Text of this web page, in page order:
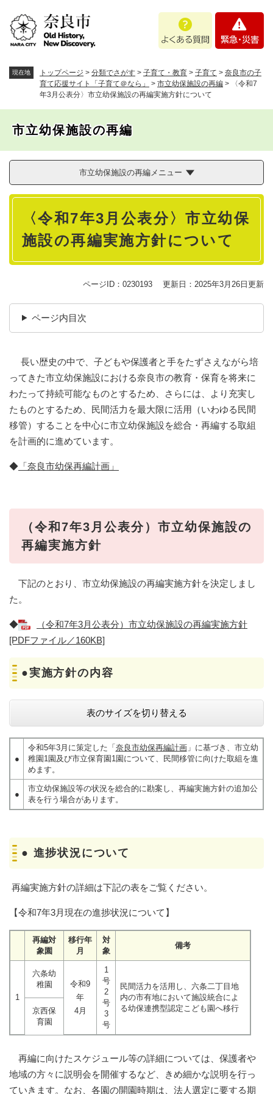
。
あ
問
・
現在地 トップページ > 分類でさがす > 子育て・教育 > 子育て > 奈良市の子
育て応援サイト「子育て＠なら」
> 市立幼保施設の再編 >
〈令和7
年3月公表分〉市立幼保施設の再編実施方針について
市立幼保施設の再編
市立幼保施設の再編メニュー
本
〈令和7年3月公表分〉市立幼保
施設の再編実施方針について
ページID：0230193 更新日：2025年3月26日更新
ページ内目次
長い歴史の中で、子どもや保護者と手をたずさえながら培
ってきた市立幼保施設における奈良市の教育・保育を将来に
わたって持続可能なものとするため、さらには、より充実し
たものとするため、民間活力を最大限に活用（いわゆる民間
移管）することを中心に市立幼保施設を総合・再編する取組
を計画的に進めています。
◆ 「奈良市幼保再編計画」
（令和7年3月公表分）市立幼保施設の
再編実施方針
下記のとおり、市立幼保施設の再編実施方針を決定しまし
た。
◆
（令和7年3月公表分）市立幼保施設の再編実施方針
[PDFファイル／160KB]
●実施方針の内容
表のサイズを切り替える
●
令和5年3月に策定した「奈良市幼保再編計画」に基づき、市立幼
稚園1園及び市立保育園1園について、民間移管に向けた取組を進
めます。
●
市立幼保施設等の状況を総合的に勘案し、再編実施方針の追加公
表を行う場合があります。
● 進捗状況について
再編実施方針の詳細は下記の表をご覧ください。
【令和7年3月現在の進捗状況について】
再編対
象園
移行年
月
対
象
備考
1
六条幼
稚園
令和9
年
4月
1
号
2
号
3
号
民間活力を活用し、六条二丁目地
内の市有地において施設統合によ
る幼保連携型認定こども園へ移行
京西保
育園
再編に向けたスケジュール等の詳細については、保護者や
地域の方々に説明会を開催するなど、きめ細かな説明を行っ
ていきます。なお、各園の開園時期は、法人選定に要する期